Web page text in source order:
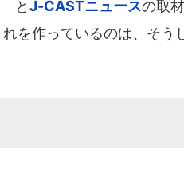
とJ-CASTニュースの取
れを作っているのは、そう